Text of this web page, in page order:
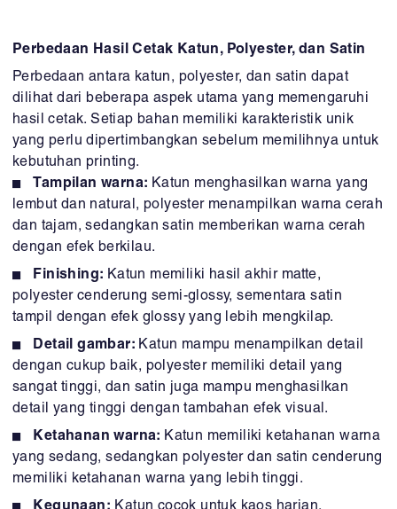
Perbedaan Hasil Cetak Katun, Polyester, dan Satin
Perbedaan antara katun, polyester, dan satin dapat
dilihat dari beberapa aspek utama yang memengaruhi
hasil cetak. Setiap bahan memiliki karakteristik unik
yang perlu dipertimbangkan sebelum memilihnya untuk
kebutuhan printing.
Tampilan warna: Katun menghasilkan warna yang
lembut dan natural, polyester menampilkan warna cerah
dan tajam, sedangkan satin memberikan warna cerah
dengan efek berkilau.
Finishing: Katun memiliki hasil akhir matte,
polyester cenderung semi-glossy, sementara satin
tampil dengan efek glossy yang lebih mengkilap.
Detail gambar: Katun mampu menampilkan detail
dengan cukup baik, polyester memiliki detail yang
sangat tinggi, dan satin juga mampu menghasilkan
detail yang tinggi dengan tambahan efek visual.
Ketahanan warna: Katun memiliki ketahanan warna
yang sedang, sedangkan polyester dan satin cenderung
memiliki ketahanan warna yang lebih tinggi.